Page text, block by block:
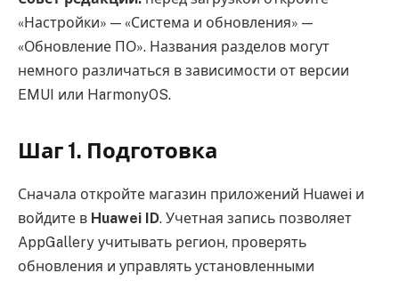
«Настройки» — «Система и обновления» —
«Обновление ПО». Названия разделов могут
немного различаться в зависимости от версии
EMUI или HarmonyOS.
Шаг 1. Подготовка
Сначала откройте магазин приложений Huawei и
войдите в Huawei ID. Учетная запись позволяет
AppGallery учитывать регион, проверять
обновления и управлять установленными